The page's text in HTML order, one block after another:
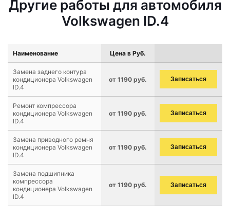
Другие работы для автомобиля
Volkswagen ID.4
Наименование Цена в Руб.
Замена заднего контура
кондиционера Volkswagen
ID.4
от 1190 руб. Записаться
Ремонт компрессора
кондиционера Volkswagen
ID.4
от 1190 руб. Записаться
Замена приводного ремня
кондиционера Volkswagen
ID.4
от 1190 руб. Записаться
Замена подшипника
компрессора
кондиционера Volkswagen
ID.4
от 1190 руб. Записаться